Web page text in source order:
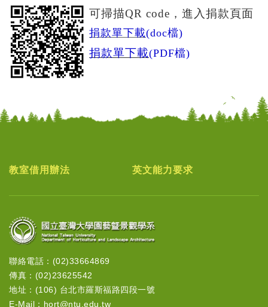
可掃描QR code，進入捐款頁面
捐款單下載(doc檔)
捐款單下載(PDF檔)
教室借用辦法 英文能力要求
聯絡電話：(02)33664869
傳真：(02)23625542
地址：(106) 台北市羅斯福路四段一號
E-Mail：hort@ntu.edu.tw